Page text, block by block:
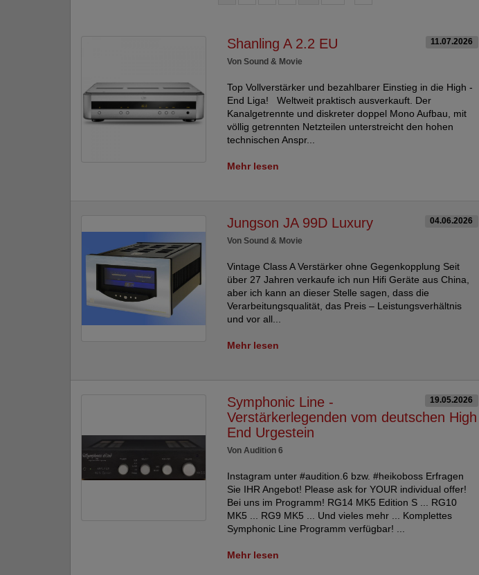
11.07.2026
Shanling A 2.2 EU
Von Sound & Movie
Top Vollverstärker und bezahlbarer Einstieg in die High -
End Liga! Weltweit praktisch ausverkauft. Der
Kanalgetrennte und diskreter doppel Mono Aufbau, mit
völlig getrennten Netzteilen unterstreicht den hohen
technischen Anspr...
Mehr lesen
04.06.2026
Jungson JA 99D Luxury
Von Sound & Movie
Vintage Class A Verstärker ohne Gegenkopplung Seit
über 27 Jahren verkaufe ich nun Hifi Geräte aus China,
aber ich kann an dieser Stelle sagen, dass die
Verarbeitungsqualität, das Preis – Leistungsverhältnis
und vor all...
Mehr lesen
19.05.2026
Symphonic Line -
Verstärkerlegenden vom deutschen High
End Urgestein
Von Audition 6
Instagram unter #audition.6 bzw. #heikoboss Erfragen
Sie IHR Angebot! Please ask for YOUR individual offer!
Bei uns im Programm! RG14 MK5 Edition S ... RG10
MK5 ... RG9 MK5 ... Und vieles mehr ... Komplettes
Symphonic Line Programm verfügbar! ...
Mehr lesen